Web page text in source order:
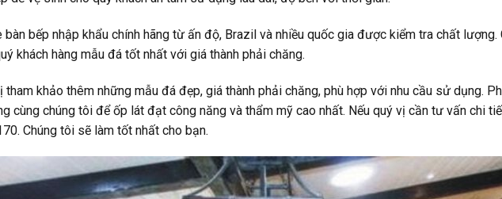
bàn bếp nhập khẩu chính hãng từ ấn độ, Brazil và nhiều quốc gia được kiểm tra chất
khách hàng mẫu đá tốt nhất với giá thành phải chăng.
tham khảo thêm những mẫu đá đẹp, giá thành phải chăng, phù hợp với nhu cầu sử dụng.
cùng chúng tôi để ốp lát đạt công năng và thẩm mỹ cao nhất. Nếu quý vị cần tư vấn chi
Chúng tôi sẽ làm tốt nhất cho bạn.